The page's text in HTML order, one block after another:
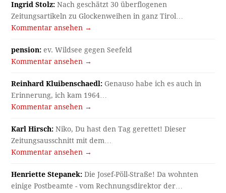
Ingrid Stolz: Nach geschätzt 30 überflogenen
Zeitungsartikeln zu Glockenweihen in ganz Tirol…
Kommentar ansehen →
pension: ev. Wildsee gegen Seefeld
Kommentar ansehen →
Reinhard Kluibenschaedl: Genauso habe ich es auch in
Erinnerung, ich kam 1964…
Kommentar ansehen →
Karl Hirsch: Niko, Du hast den Tag gerettet! Dieser
Zeitungsausschnitt mit dem…
Kommentar ansehen →
Henriette Stepanek: Die Josef-Pöll-Straße! Da wohnten
einige Postbeamte - vom Rechnungsdirektor der…